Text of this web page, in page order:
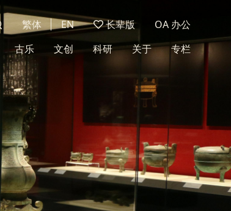
繁体 EN 长辈版
OA 办公
古乐 文创 科研 关于 专栏